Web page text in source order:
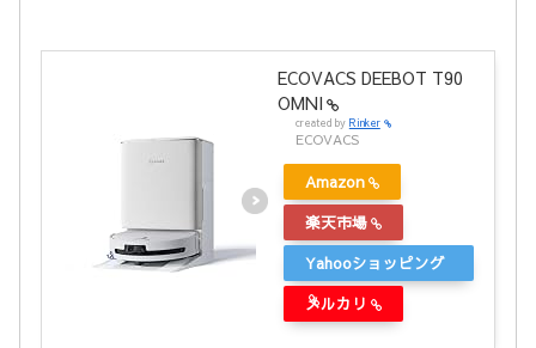
ECOVACS DEEBOT T90
OMNI
created by Rinker
ECOVACS
Amazon
楽天市場
Yahooショッピング
メルカリ